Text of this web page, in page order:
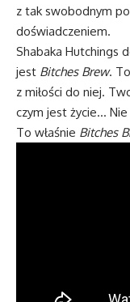
z tak swobodnym
doświadczeniem.
Shabaka Hutchings
jest Bitches Brew.
z miłości do niej.
czym jest życie…
To właśnie Bitches